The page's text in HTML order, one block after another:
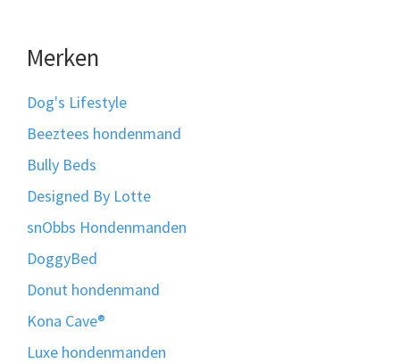
Merken
Dog's Lifestyle
Beeztees hondenmand
Bully Beds
Designed By Lotte
snObbs Hondenmanden
DoggyBed
Donut hondenmand
Kona Cave®
Luxe hondenmanden